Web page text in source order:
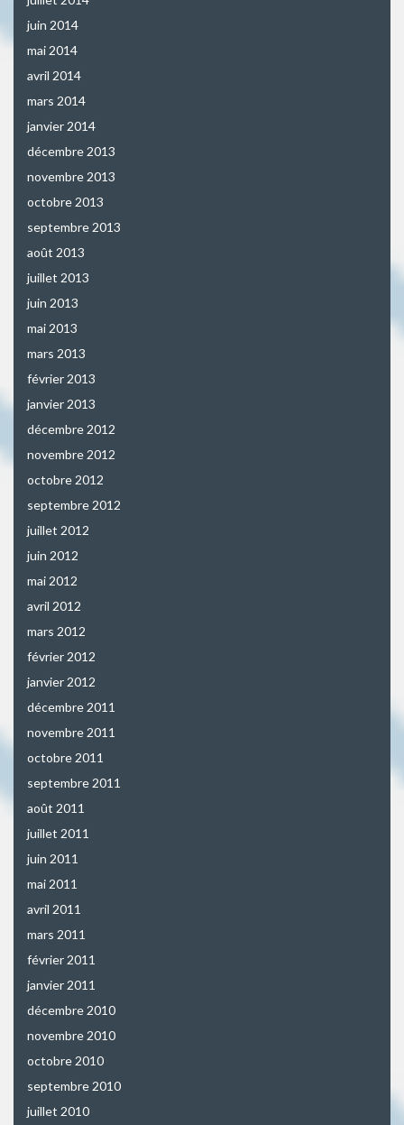
juin 2014
mai 2014
avril 2014
mars 2014
janvier 2014
décembre 2013
novembre 2013
octobre 2013
septembre 2013
août 2013
juillet 2013
juin 2013
mai 2013
mars 2013
février 2013
janvier 2013
décembre 2012
novembre 2012
octobre 2012
septembre 2012
juillet 2012
juin 2012
mai 2012
avril 2012
mars 2012
février 2012
janvier 2012
décembre 2011
novembre 2011
octobre 2011
septembre 2011
août 2011
juillet 2011
juin 2011
mai 2011
avril 2011
mars 2011
février 2011
janvier 2011
décembre 2010
novembre 2010
octobre 2010
septembre 2010
juillet 2010